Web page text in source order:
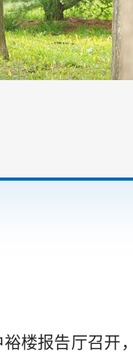
楼报告厅召开，